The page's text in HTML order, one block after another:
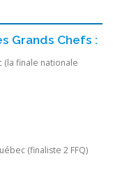
Grands Chefs :
(la finale nationale
(finaliste 2 FFQ)